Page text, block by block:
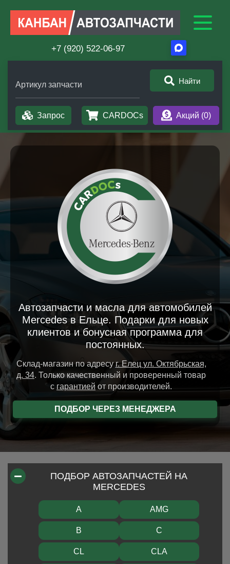
+7 (920) 522-06-97
Артикул запчасти Найти
Запрос CARDOCs Акций (0)
Автозапчасти и масла для автомобилей
Mercedes в Ельце. Подарки для новых
клиентов и бонусная программа для
постоянных.
Склад-магазин по адресуг. Елец ул. Октябрьская,
д. 34. Только качественный и проверенный товар
с гарантией от производителей.
ПОДБОР ЧЕРЕЗ МЕНЕДЖЕРА
ПОДБОР АВТОЗАПЧАСТЕЙ НА
MERCEDES
A AMG
B C
CL CLA